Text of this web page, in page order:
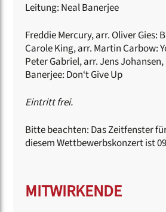
Leitung: Neal Banerjee
Freddie Mercury, arr. Oliver Gies:
Carole King, arr. Martin Carbow:
Peter Gabriel, arr. Jens
Banerjee: Don‘t Give Up
Eintritt frei.
Bitte beachten: Das Zeitfenster
diesem Wettbewerbskonzert ist
MITWIRKENDE